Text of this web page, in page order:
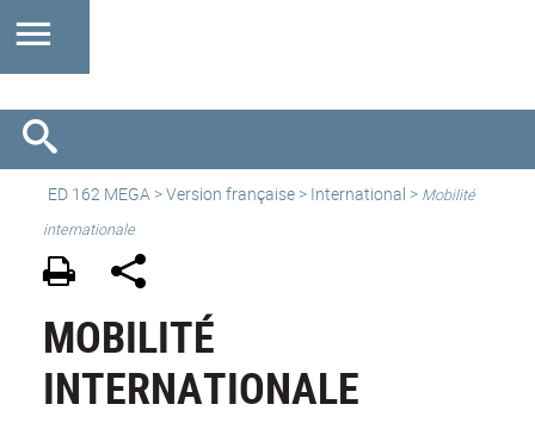
ED 162 MEGA >Version française > International > Mobilité
internationale
MOBILITÉ
INTERNATIONALE